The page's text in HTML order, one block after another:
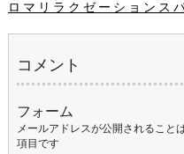
ロマリラクゼーションス
コメント
フォーム
メールアドレスが公開されること
項目です